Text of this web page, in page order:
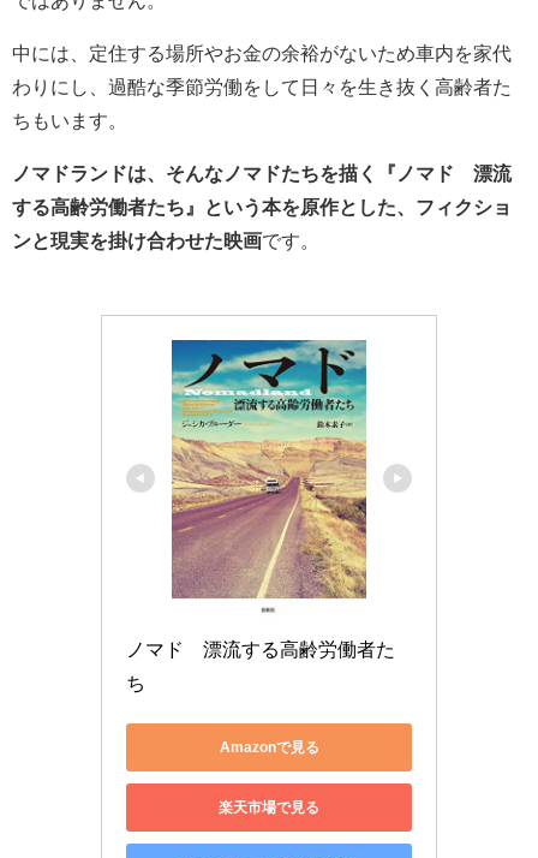
中には、定住する場所やお金の余裕がないため車内を家代
わりにし、過酷な季節労働をして日々を生き抜く高齢者た
ちもいます。
ノマドランドは、そんなノマドたちを描く『ノマド 漂流
する高齢労働者たち』という本を原作とした、フィクショ
ンと現実を掛け合わせた映画です。
ノマド　漂流する高齢労働者た
ち
Amazonで見る
楽天市場で見る